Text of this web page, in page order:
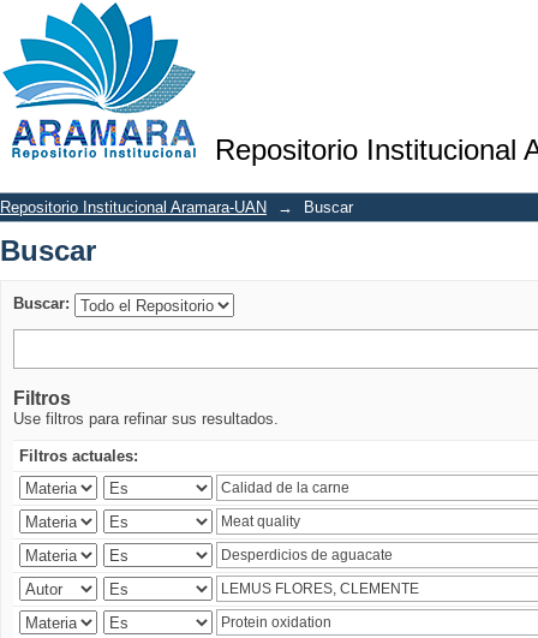
Repositorio Institucional
Buscar
Repositorio Institucional Aramara-UAN → Buscar
Buscar
Buscar:
Filtros
Use filtros para refinar sus resultados.
Filtros actuales: